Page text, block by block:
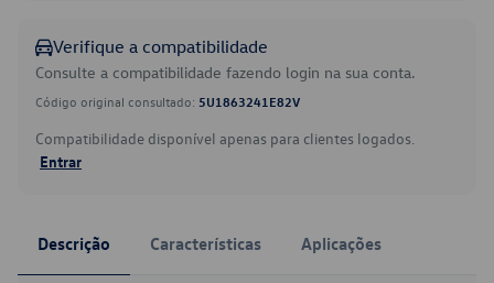
Verifique a compatibilidade
Consulte a compatibilidade fazendo login na sua conta.
Código original consultado: 5U1863241E82V
Compatibilidade disponível apenas para clientes logados.
Entrar
Descrição Características Aplicações